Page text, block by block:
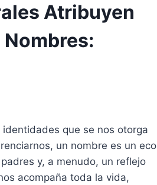
Atribuyen
que se nos otorga
un nombre es un eco
y, a menudo, un reflejo
acompaña toda la vida,